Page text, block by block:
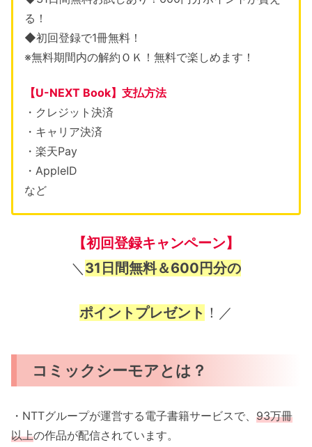
る！
◆初回登録で1冊無料！
※無料期間内の解約ＯＫ！無料で楽しめます！
【U-NEXT Book】支払方法
・クレジット決済
・キャリア決済
・楽天Pay
・ AppleID
など
【初回登録キャンペーン】
＼ 31日間無料＆600円分の
ポイントプレゼント ！／
コミックシーモアとは？
・NTTグループが運営する電子書籍サービスで、 93万冊
以上の作品が配信されています。